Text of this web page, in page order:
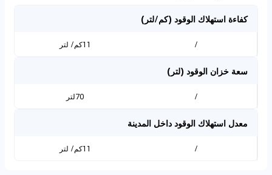
كفاءة استهلاك الوقود (كم/لتر)
/ 11كم/ لتر
سعة خزان الوقود (لتر)
/ 70لتر
معدل استهلاك الوقود داخل المدينة
/ 11كم/ لتر